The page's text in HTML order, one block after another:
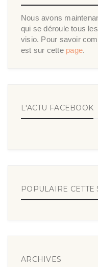
Nous avons
qui se déroule tous
visio. Pour savoir
est sur cette page.
L'ACTU FACEBOOK
POPULAIRE CETTE
ARCHIVES